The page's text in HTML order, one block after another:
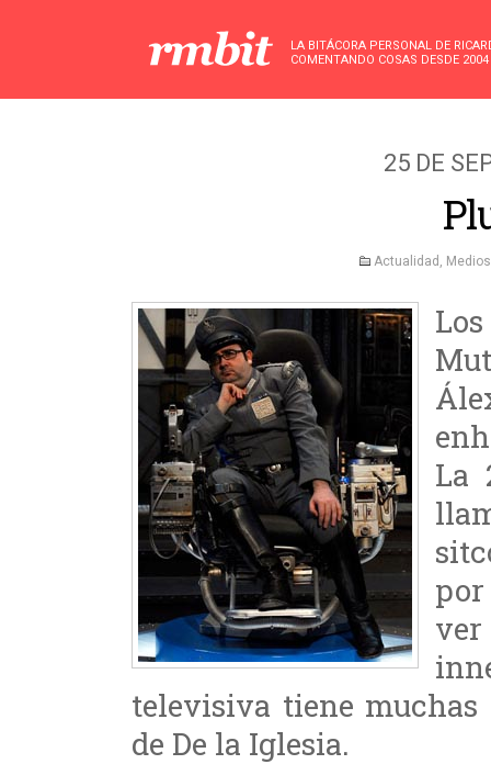
LA BITÁCORA PERSONAL DE
COMENTANDO COSAS DESDE 2004
25 DE
Actualidad ,
La
por
televisiva tiene
de De la Iglesia.